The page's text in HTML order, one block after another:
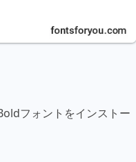
フォントをインストー